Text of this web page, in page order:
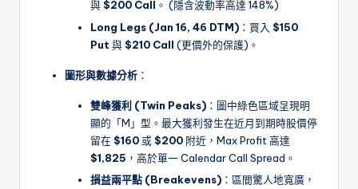
與 $200 Call 。 (隱含波動率高達 148%)
Long Legs (Jan 16, 46 DTM) ：買入 $150
Put 與 $210 Call (更價外的保護)。
圖形與數據分析 ：
雙峰獲利 (Twin Peaks) ：圖中綠色區域呈現明
顯的「M」型。最大獲利發生在近月到期時股價停
留在 $160或 $200 附近，Max Profit 高達
$1,825 ，高於單一 Calendar Call Spread。
損益兩平點 (Breakevens) ：區間驚人地寬廣，